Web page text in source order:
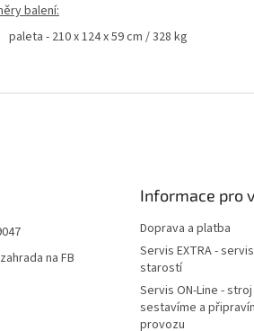
balení:
paleta - 210 x 124 x 59 cm / 328 kg
na FB
Informace pro
Doprava a platba
Servis EXTRA -
starostí
Servis ON-Line - stroj
sestavíme a
provozu